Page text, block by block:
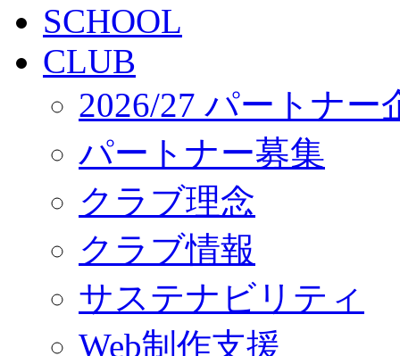
SCHOOL
CLUB
2026/27 パートナー
パートナー募集
クラブ理念
クラブ情報
サステナビリティ
Web制作支援